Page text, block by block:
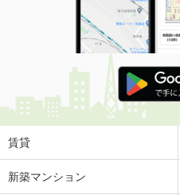
賃貸
新築マンション